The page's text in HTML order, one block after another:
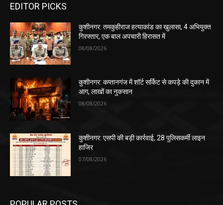
EDITOR PICKS
कुशीनगर: तमकुहीराज हत्याकांड का खुलासा, 4 अभियुक्त
गिरफ्तार, एक बाल अपचारी हिरासत में
08/08/2026
कुशीनगर: कप्तानगंज में शॉर्ट सर्किट से कपड़े की दुकान में
आग, लाखों का नुकसान
08/08/2026
कुशीनगर: एसपी की बड़ी कार्रवाई, 28 पुलिसकर्मी लाइन
हाजिर
07/08/2026